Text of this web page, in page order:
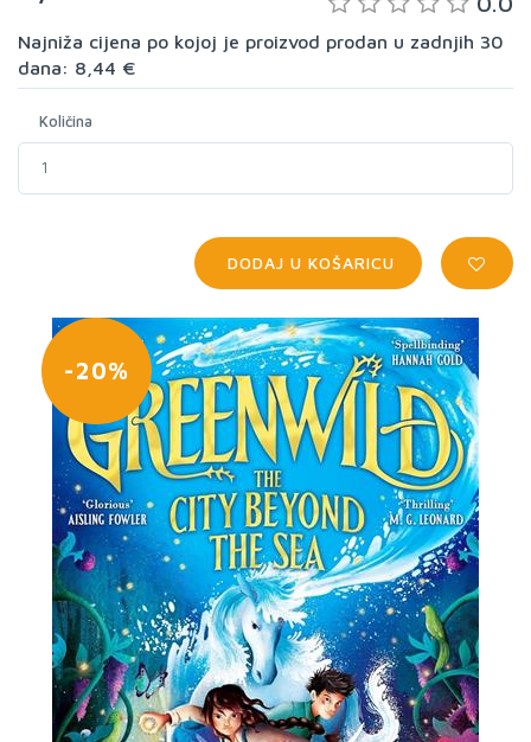
Najniža cijena po kojoj je proizvod prodan u zadnjih 30
dana: 8,44 €
Količina
DODAJ U KOŠARICU
-20%